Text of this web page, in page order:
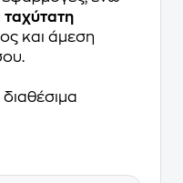
ταχύτατη
και άμεση